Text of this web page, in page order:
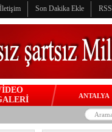
İletişim Son Dakika Ekle RSS
ANTALYA